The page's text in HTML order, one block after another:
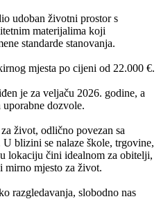
udoban životni prostor s
materijalima koji
standarde stanovanja.
mjesta po cijeni od 22.000 €.
je za veljaču 2026. godine, a
dozvole.
život, odlično povezan sa
blizini se nalaze škole, trgovine,
lokaciju čini idealnom za obitelji,
mirno mjesto za život.
razgledavanja, slobodno nas